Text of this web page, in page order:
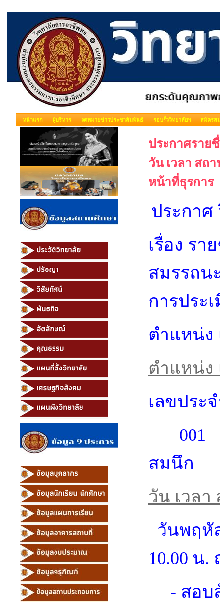
หน้าแรก ผู้บริหาร จดหมายข่าวประชาสัมพันธ์ รอบรั้ววิทยาลัยฯ สมัครส
ประกาศราย
วัน เวลา สถ
หน้าที่ธุรการ
ประกา
เรื่อง รา
สมรรถน
การประ
ตำแหน่ง
ตำแหน่ง
เลขประ
001
สมนึก
วัน เวล
วันพฤหั
10.00 น
- สอบ